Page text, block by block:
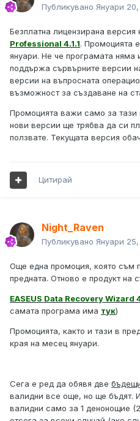
Публикувано Януари 20,
Безплатна лицензирана версия
Professional 4.1.1. Промоцията
януари. Не че програмата няма
поддържа сървърните версии
версии на въпросната
възможност за създаване на
Промоцията важи само за тази
нови версии ще трябва да си
ползвате. Текущата версия
Цитирай
Night_Raven
Публикувано Януари 25,
Още една промоция, която съм
предната. Отново е продукт на
EASEUS Data Recovery Wizard
самата програма има тук)
Промоцията, както и тази в
края на месец януари.
Сега е ред да обявя две
валидни все още, но ще бъдят.
валидни само за 1 денонощие